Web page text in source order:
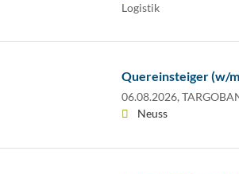
Logistik
Quereinsteiger (w/
06.08.2026,
Neuss